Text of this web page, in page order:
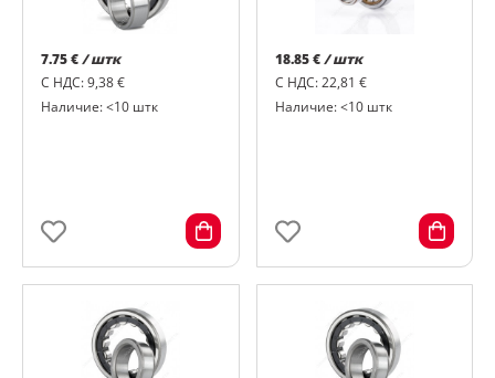
7.75 €/ штк
С НДС: 9,38 €
Наличие: <10 штк
18.85 € / штк
С НДС: 22,81 €
Наличие: <10 штк